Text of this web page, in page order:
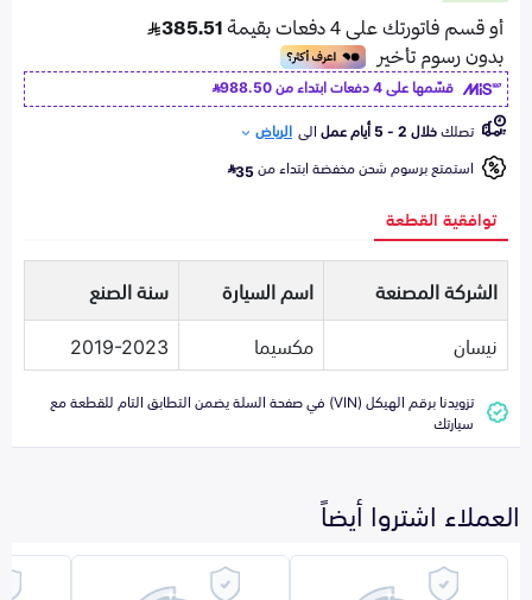
قسّمها على 4 دفعات ابتداء من
988.50
تصلكخلال 2 - 5 أيام عمل الى الرياض
استمتع برسوم شحن مخفضة ابتداء من35
توافقية القطعة
الشركة المصنعة اسم السيارة
سنة الصنع
نيسان
مكسيما 2019-2023
تزويدنا برقم الهيكل (VIN) في صفحة السلة يضمن التطابق التام للقطعة مع
سيارتك
العملاء اشتروا أيضاً